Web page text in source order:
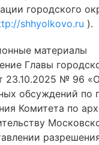
городского
shhyolkovo.ru ).
материалы
Главы
23.10.2025 № 96
обсуждений по
Комитета по